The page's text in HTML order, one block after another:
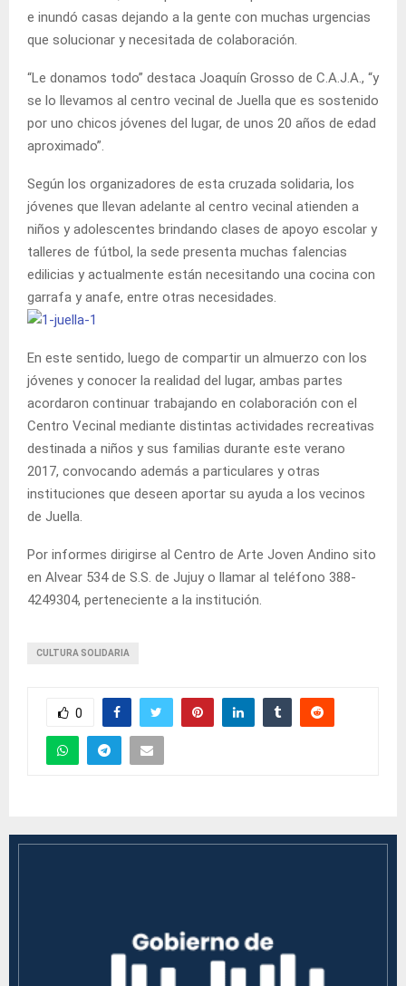
e inundó casas dejando a la gente con muchas urgencias
que solucionar y necesitada de colaboración.
“Le donamos todo” destaca Joaquín Grosso de C.A.J.A., “y
se lo llevamos al centro vecinal de Juella que es sostenido
por uno chicos jóvenes del lugar, de unos 20 años de edad
aproximado”.
Según los organizadores de esta cruzada solidaria, los
jóvenes que llevan adelante al centro vecinal atienden a
niños y adolescentes brindando clases de apoyo escolar y
talleres de fútbol, la sede presenta muchas falencias
edilicias y actualmente están necesitando una cocina con
garrafa y anafe, entre otras necesidades.
En este sentido, luego de compartir un almuerzo con los
jóvenes y conocer la realidad del lugar, ambas partes
acordaron continuar trabajando en colaboración con el
Centro Vecinal mediante distintas actividades recreativas
destinada a niños y sus familias durante este verano
2017, convocando además a particulares y otras
instituciones que deseen aportar su ayuda a los vecinos
de Juella.
Por informes dirigirse al Centro de Arte Joven Andino sito
en Alvear 534 de S.S. de Jujuy o llamar al teléfono 388-
4249304, perteneciente a la institución.
CULTURA SOLIDARIA
0